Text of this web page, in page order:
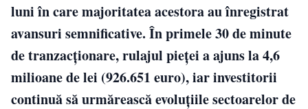
luni în care majoritatea acestora au înregistrat
avansuri semnificative. În primele 30 de minute
de tranzacționare, rulajul pieței a ajuns la 4,6
milioane de lei (926.651 euro), iar investitorii
continuă să urmărească evoluțiile sectoarelor de